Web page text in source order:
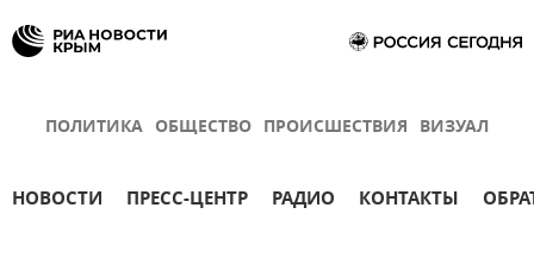
ПОЛИТИКА ОБЩЕСТВО ПРОИСШЕСТВИЯ ВИЗУАЛ
НОВОСТИ ПРЕСС-ЦЕНТР РАДИО КОНТАКТЫ